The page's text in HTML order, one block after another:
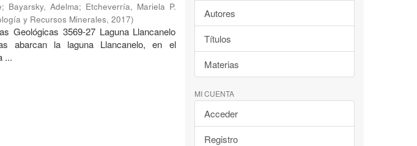
; Bayarsky, Adelma; Etcheverría, Mariela P.
y Recursos Minerales,2017)
Geológicas 3569-27 Laguna Llancanelo
abarcan la laguna Llancanelo, en el
...
Autores
Títulos
Materias
MI CUENTA
Acceder
Registro